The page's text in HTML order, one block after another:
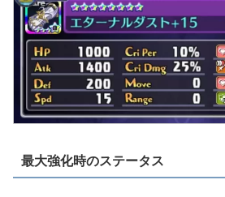
最大強化時のステータス